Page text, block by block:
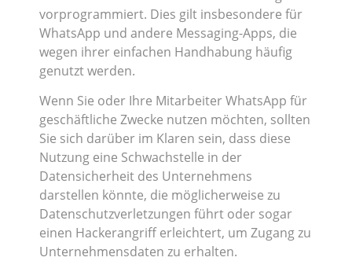
vorprogrammiert. Dies gilt insbesondere für
WhatsApp und andere Messaging-Apps, die
wegen ihrer einfachen Handhabung häufig
genutzt werden.
Wenn Sie oder Ihre Mitarbeiter WhatsApp für
geschäftliche Zwecke nutzen möchten, sollten
Sie sich darüber im Klaren sein, dass diese
Nutzung eine Schwachstelle in der
Datensicherheit des Unternehmens
darstellen könnte, die möglicherweise zu
Datenschutzverletzungen führt oder sogar
einen Hackerangriff erleichtert, um Zugang zu
Unternehmensdaten zu erhalten.